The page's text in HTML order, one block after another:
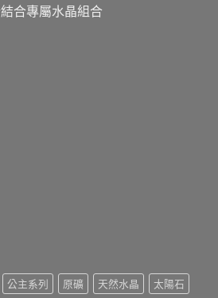
合專屬水晶組合
公主系列 原礦 天然水晶 太陽石